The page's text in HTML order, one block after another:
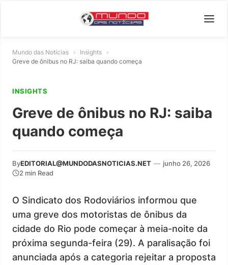
Mundo das Notícias » Insights »
Greve de ônibus no RJ: saiba quando começa
INSIGHTS
Greve de ônibus no RJ: saiba
quando começa
ByEDITORIAL@MUNDODASNOTICIAS.NET — junho 26, 2026
2 min Read
O Sindicato dos Rodoviários informou que
uma greve dos motoristas de ônibus da
cidade do Rio pode começar à meia-noite da
próxima segunda-feira (29). A paralisação foi
anunciada após a categoria rejeitar a proposta